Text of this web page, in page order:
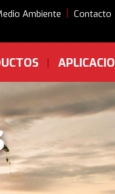
Ambiente | Contacto
|